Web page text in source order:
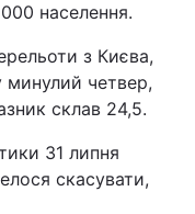
населення.
з Києва,
минулий четвер,
склав 24,5.
31 липня
скасувати,